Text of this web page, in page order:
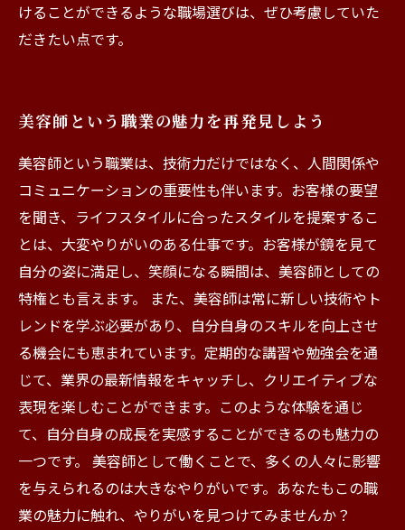
けることができるような職場選びは、ぜひ考慮していた
だきたい点です。
美容師という職業の魅力を再発見しよう
美容師という職業は、技術力だけではなく、人間関係や
コミュニケーションの重要性も伴います。お客様の要望
を聞き、ライフスタイルに合ったスタイルを提案するこ
とは、大変やりがいのある仕事です。お客様が鏡を見て
自分の姿に満足し、笑顔になる瞬間は、美容師としての
特権とも言えます。 また、美容師は常に新しい技術やト
レンドを学ぶ必要があり、自分自身のスキルを向上させ
る機会にも恵まれています。定期的な講習や勉強会を通
じて、業界の最新情報をキャッチし、クリエイティブな
表現を楽しむことができます。このような体験を通じ
て、自分自身の成長を実感することができるのも魅力の
一つです。 美容師として働くことで、多くの人々に影響
を与えられるのは大きなやりがいです。あなたもこの職
業の魅力に触れ、やりがいを見つけてみませんか？